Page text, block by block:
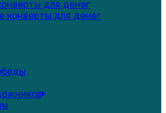
для денег
конверты для денег